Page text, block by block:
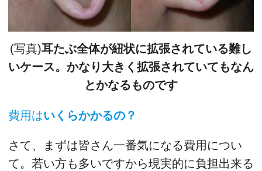
(写真)耳たぶ全体が紐状に拡張されている難し
いケース。かなり大きく拡張されていてもなん
とかなるものです
費用はいくらかかるの？
さて、まずは皆さん一番気になる費用につい
て。若い方も多いですから現実的に負担出来る